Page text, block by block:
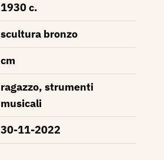
1930 c.
scultura bronzo
cm
ragazzo, strumenti
musicali
30-11-2022